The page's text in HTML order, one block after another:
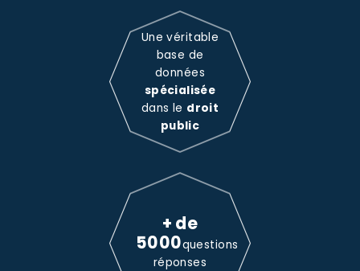
Une véritable
base de
données
spécialisée
dans le droit
public
+ de
5000questions
réponses